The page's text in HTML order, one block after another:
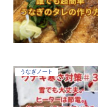
うなぎノート